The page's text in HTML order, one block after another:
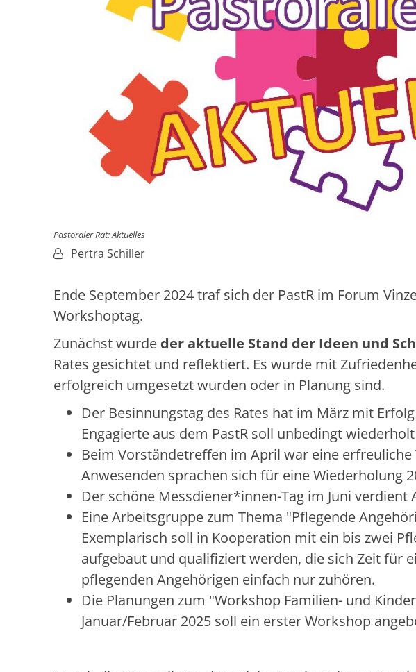
Pastoraler Rat: Aktuelles
Von:Pertra Schiller
Ende September 2024 traf sich der PastR im Forum
Workshoptag.
Zunächst wurde der aktuelle Stand der Ideen und
Rates gesichtet und reflektiert. Es wurde mit
erfolgreich umgesetzt wurden oder in Planung sind.
Der Besinnungstag des Rates hat im März mit
Engagierte aus dem PastR soll unbedingt
Beim Vorständetreffen im April war eine
Anwesenden sprachen sich für eine Wiederholung
Der schöne Messdiener*innen-Tag im Juni verdient
Eine Arbeitsgruppe zum Thema "Pflegende
Exemplarisch soll in Kooperation mit ein bis zwei
aufgebaut und qualifiziert werden, die sich Zeit für
pflegenden Angehörigen einfach nur zuhören.
Die Planungen zum "Workshop Familien- und
Januar/Februar 2025 soll ein erster Workshop